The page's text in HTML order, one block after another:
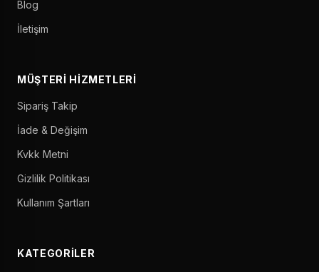
Blog
İletişim
MÜŞTERI HIZMETLERI
Sipariş Takip
İade & Değişim
Kvkk Metni
Gizlilik Politikası
Kullanım Şartları
KATEGORILER